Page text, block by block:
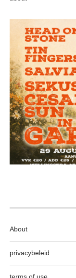
About
privacybeleid